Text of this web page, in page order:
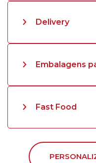
Delivery
Embalagens
Fast Food